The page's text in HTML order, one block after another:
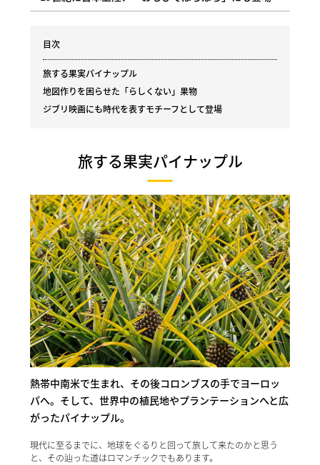
目次
旅する果実パイナップル
地図作りを困らせた「らしくない」果物
ジブリ映画にも時代を表すモチーフとして登場
旅する果実パイナップル
熱帯中南米で生まれ、その後コロンブスの手でヨーロッ
パへ。そして、世界中の植民地やプランテーションへと広
がったパイナップル。
現代に至るまでに、地球をぐるりと回って旅して来たのかと思う
と、その辿った道はロマンチックでもあります。